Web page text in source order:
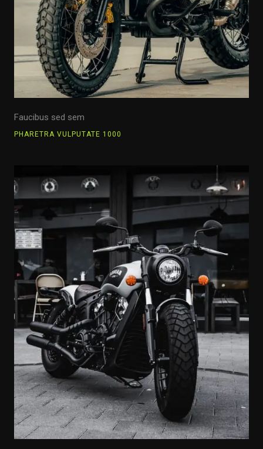
Faucibus sed sem
PHARETRA VULPUTATE 1000